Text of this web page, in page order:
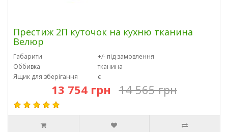
Престиж 2П куточок на кухню тканина
Велюр
Габарити
+/- під замовлення
Оббивка
тканина
Ящик для зберігання
є
13 754 грн 14 565 грн